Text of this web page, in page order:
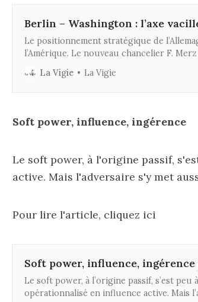
Berlin – Washington : l’axe
Le positionnement stratégique de
l’Amérique. Le nouveau chancelier F.
La Vigie La Vigie
Soft power, influence, ingérence
Le soft power, à l'origine passif,
active. Mais l'adversaire s'y met
Pour lire l'article, cliquez ici
Soft power, influence, ingérence
Le soft power, à l’origine passif, s’est peu
opérationnalisé en influence active. Mais